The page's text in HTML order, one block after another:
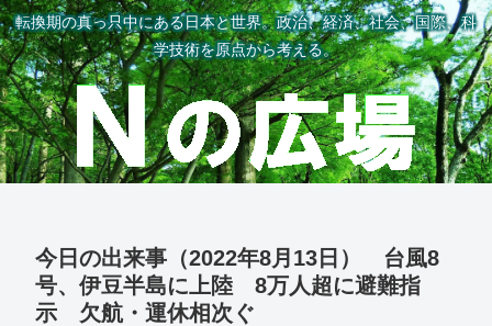
転換期の真っ只中にある日本と世界。政治、経済、社会、国際、科
学技術を原点から考える。
今日の出来事（2022年8月13日） 台風8
号、伊豆半島に上陸 8万人超に避難指
示 欠航・運休相次ぐ